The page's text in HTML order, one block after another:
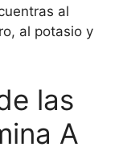
al
al potasio y
las
A